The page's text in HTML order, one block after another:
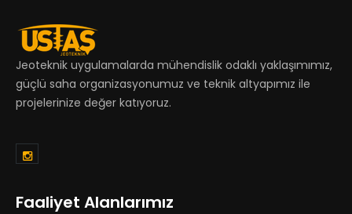
Jeoteknik uygulamalarda mühendislik odaklı yaklaşımımız,
güçlü saha organizasyonumuz ve teknik altyapımız ile
projelerinize değer katıyoruz.
Faaliyet Alanlarımız